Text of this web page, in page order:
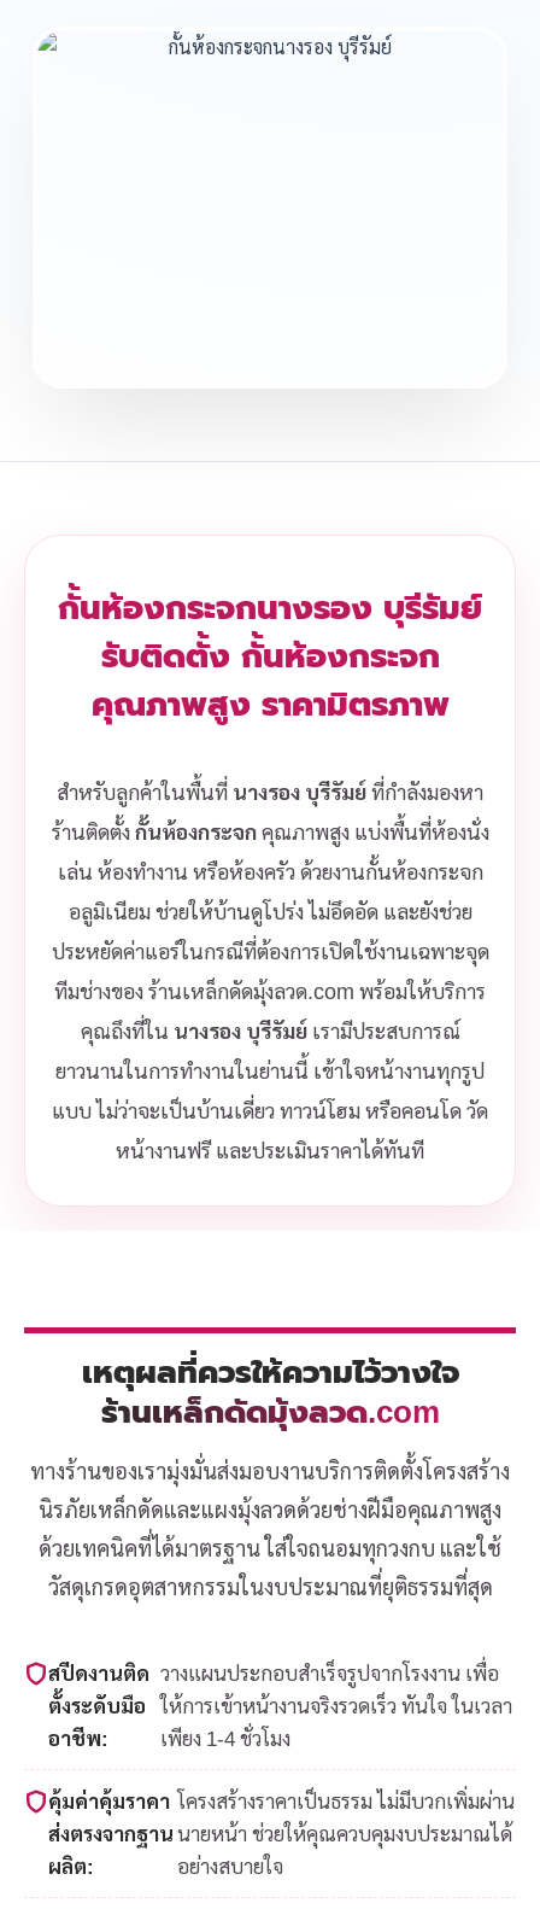
กั้นห้องกระจกนางรอง บุรีรัมย์
รับติดตั้ง กั้นห้องกระจก
คุณภาพสูง ราคามิตรภาพ
สำหรับลูกค้าในพื้นที่ นางรอง บุรีรัมย์ที่กำลังมองหา
ร้านติดตั้งกั้นห้องกระจกคุณภาพสูง แบ่งพื้นที่ห้องนั่ง
เล่น ห้องทำงาน หรือห้องครัว ด้วยงานกั้นห้องกระจก
อลูมิเนียม ช่วยให้บ้านดูโปร่ง ไม่อึดอัด และยังช่วย
ประหยัดค่าแอร์ในกรณีที่ต้องการเปิดใช้งานเฉพาะจุด
ทีมช่างของ ร้านเหล็กดัดมุ้งลวด.com พร้อมให้บริการ
คุณถึงที่ใน นางรอง บุรีรัมย์เรามีประสบการณ์
ยาวนานในการทำงานในย่านนี้ เข้าใจหน้างานทุกรูป
แบบ ไม่ว่าจะเป็นบ้านเดี่ยว ทาวน์โฮม หรือคอนโด วัด
หน้างานฟรี และประเมินราคาได้ทันที
เหตุผลที่ควรให้ความไว้วางใจ
ร้านเหล็กดัดมุ้งลวด.com
ทางร้านของเรามุ่งมั่นส่งมอบงานบริการติดตั้งโครงสร้าง
นิรภัยเหล็กดัดและแผงมุ้งลวดด้วยช่างฝีมือคุณภาพสูง
ด้วยเทคนิคที่ได้มาตรฐาน ใส่ใจถนอมทุกวงกบ และใช้
วัสดุเกรดอุตสาหกรรมในงบประมาณที่ยุติธรรมที่สุด
สปีดงานติด
ตั้งระดับมือ
อาชีพ:
วางแผนประกอบสำเร็จรูปจากโรงงาน เพื่อ
ให้การเข้าหน้างานจริงรวดเร็ว ทันใจ ในเวลา
เพียง 1-4 ชั่วโมง
คุ้มค่าคุ้มราคา
ส่งตรงจากฐาน
ผลิต:
โครงสร้างราคาเป็นธรรม ไม่มีบวกเพิ่มผ่าน
นายหน้า ช่วยให้คุณควบคุมงบประมาณได้
อย่างสบายใจ